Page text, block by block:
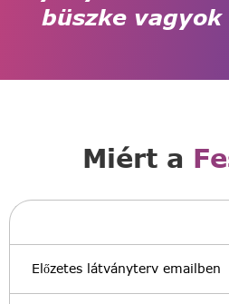
büszke
Miért a
Előzetes látványterv emailben